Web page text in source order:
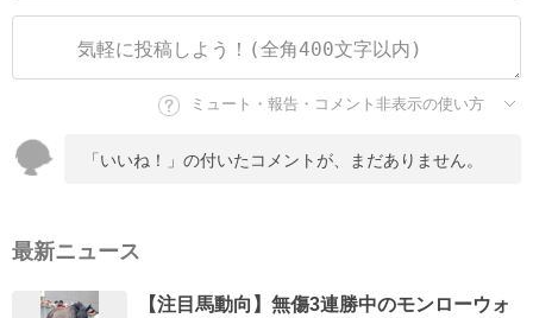
ミュート・報告・コメント非表示の使い方
「いいね！」の付いたコメントが、まだありません。
最新ニュース
【注目馬動向】無傷3連勝中のモンローウォ